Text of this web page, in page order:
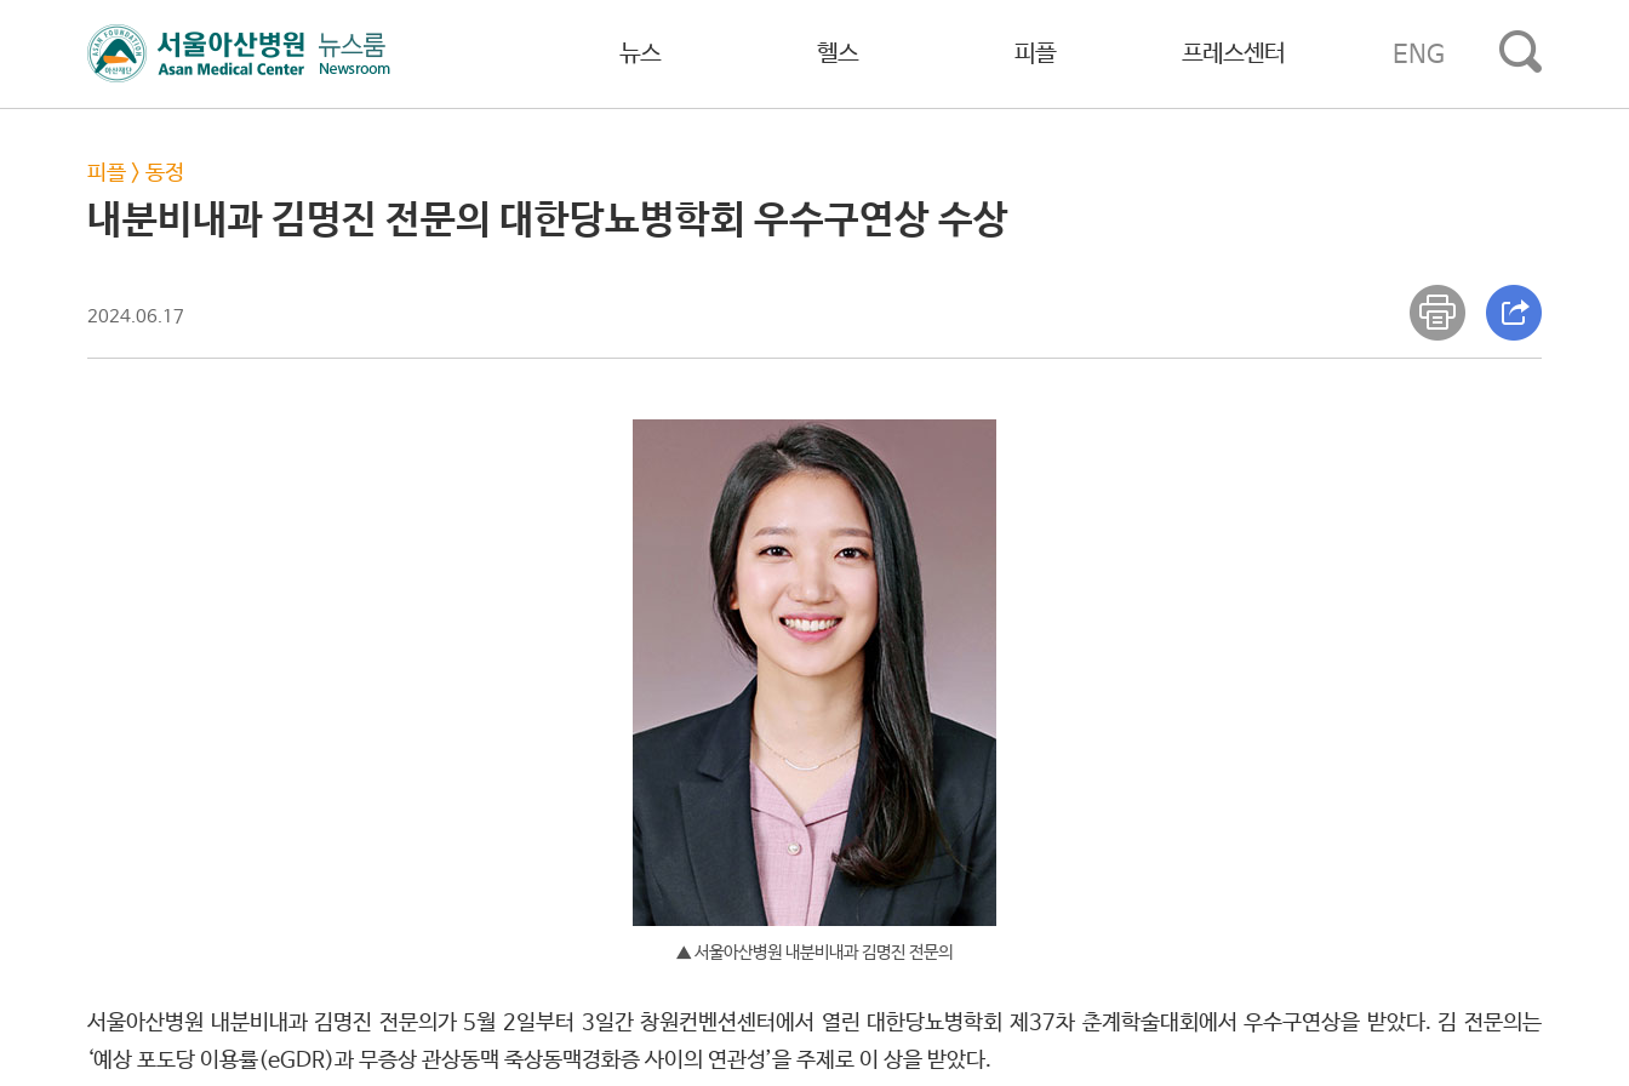
뉴스 헬스 피플 프레스센터 ENG
피플 > 동정
내분비내과 김명진 전문의 대한당뇨병학회 우수구연상 수상
2024.06.17
▲ 서울아산병원 내분비내과 김명진 전문의
서울아산병원 내분비내과 김명진 전문의가 5월 2일부터 3일간 창원컨벤션센터에서 열린 대한당뇨병학회 제37차 춘계학술대회에서 우수구연상을 받았다. 김 전문의는
‘예상 포도당 이용률(eGDR)과 무증상 관상동맥 죽상동맥경화증 사이의 연관성’을 주제로 이 상을 받았다.